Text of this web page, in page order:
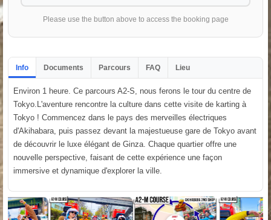
Please use the button above to access the booking page
Info Documents Parcours FAQ Lieu
Environ 1 heure. Ce parcours A2-S, nous ferons le tour du centre de
Tokyo.L'aventure rencontre la culture dans cette visite de karting à
Tokyo ! Commencez dans le pays des merveilles électriques
d'Akihabara, puis passez devant la majestueuse gare de Tokyo avant
de découvrir le luxe élégant de Ginza. Chaque quartier offre une
nouvelle perspective, faisant de cette expérience une façon
immersive et dynamique d'explorer la ville.